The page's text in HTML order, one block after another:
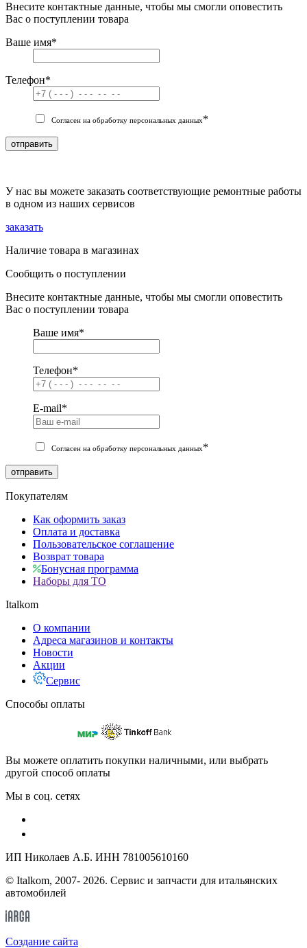
Внесите контактные данные, чтобы мы смогли оповестить
Вас о поступлении товара
Ваше имя*
Телефон*
Согласен на обработку персональных данных*
отправить
У нас вы можете заказать соответствующие ремонтные работы
в одном из наших сервисов
заказать
Наличие товара в магазинах
Сообщить о поступлении
Внесите контактные данные, чтобы мы смогли оповестить
Вас о поступлении товара
Ваше имя*
Телефон*
E-mail*
Согласен на обработку персональных данных*
отправить
Покупателям
Как оформить заказ
Оплата и доставка
Пользовательское соглашение
Возврат товара
Бонусная программа
Наборы для ТО
Italkom
О компании
Адреса магазинов и контакты
Новости
Акции
Сервис
Способы оплаты
Вы можете оплатить покупки наличными, или выбрать
другой способ оплаты
Мы в соц. сетях
ИП Николаев А.Б. ИНН 781005610160
© Italkom, 2007- 2026. Сервис и запчасти для итальянских
автомобилей
Cоздание сайта